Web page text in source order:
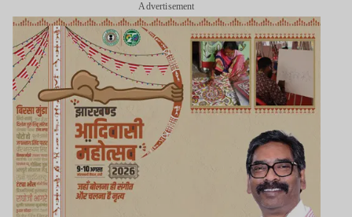
Advertisement